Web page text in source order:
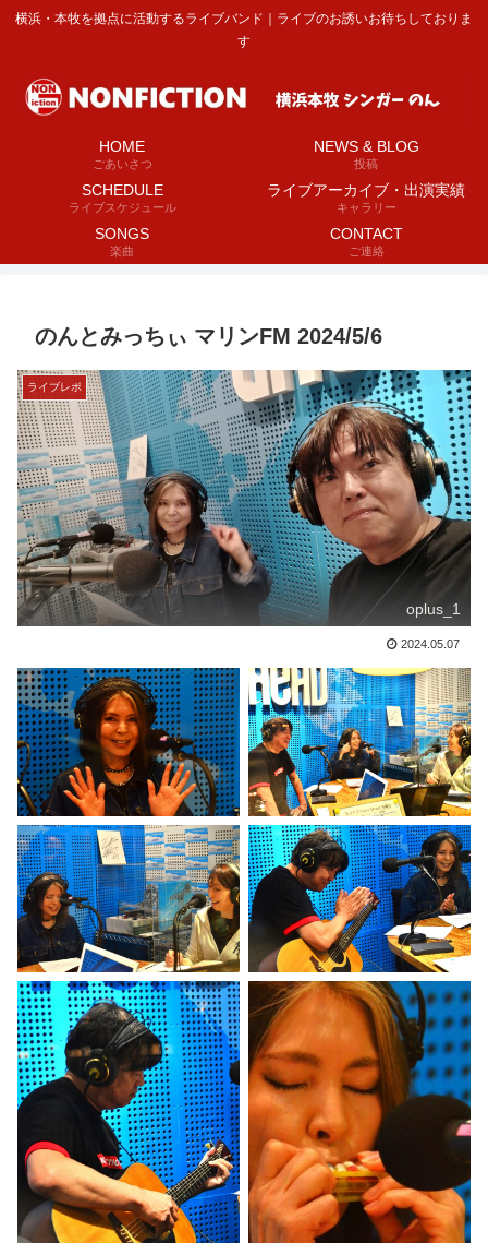
横浜・本牧を拠点に活動するライブバンド｜ライブのお誘いお待ちしておりま
す
HOME
ごあいさつ
NEWS & BLOG
投稿
SCHEDULE
ライブスケジュール
ライブアーカイブ・出演実績
キャラリー
SONGS
楽曲
CONTACT
ご連絡
のんとみっちぃ マリンFM 2024/5/6
ライブレポ
oplus_1
2024.05.07